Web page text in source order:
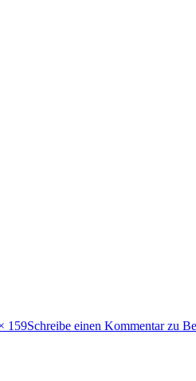
159Schreibe einen Kommentarzu